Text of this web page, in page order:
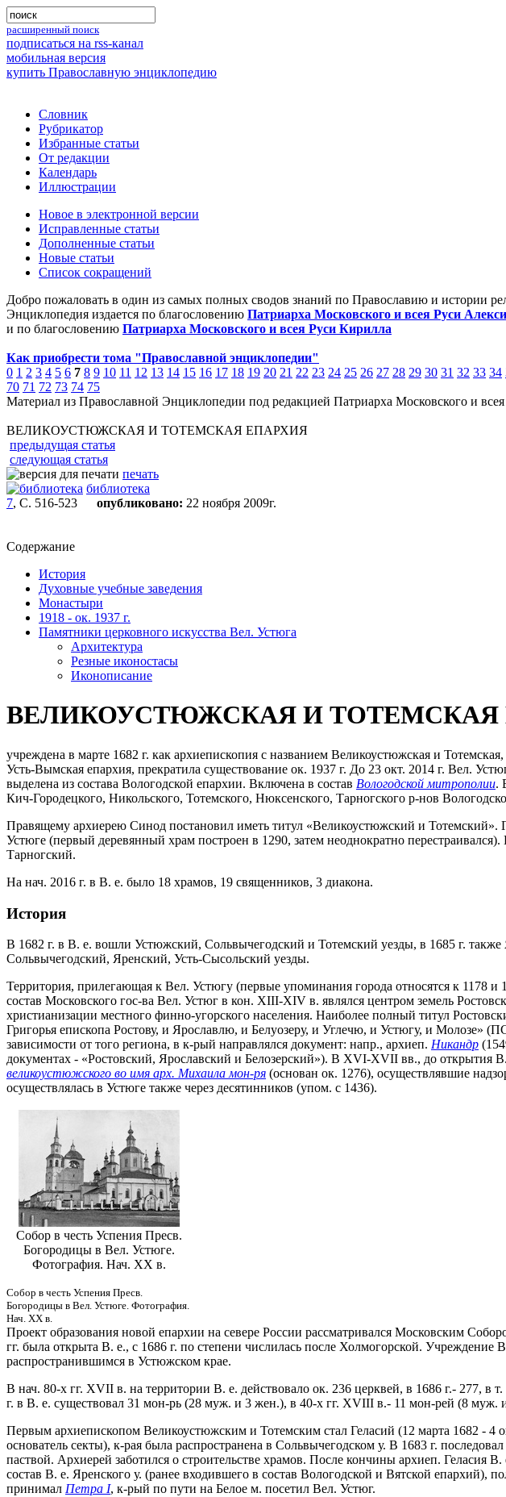
расширенный поиск
подписаться на rss-канал
мобильная версия
купить Православную энциклопедию
Словник
Рубрикатор
Избранные статьи
От редакции
Календарь
Иллюстрации
Новое в электронной версии
Исправленные статьи
Дополненные статьи
Новые статьи
Список сокращений
Добро пожаловать в один из самых полных сводов знаний по Православию и истории
Энциклопедия издается по благословению Патриарха Московского и всея Руси
и по благословению Патриарха Московского и всея Руси Кирилла
Как приобрести тома "Православной энциклопедии"
0 1 2 3 4 5 6 7 8 9 10 11 12 13 14 15 16 17 18 19 20 21 22 23 24 25 26 27 28 29 30 31 32 33 34
70 71 72 73 74 75
Материал из Православной Энциклопедии под редакцией Патриарха Московского и
ВЕЛИКОУСТЮЖСКАЯ И ТОТЕМСКАЯ ЕПАРХИЯ
предыдущая статья
следующая статья
печать
библиотека
7, С. 516-523 опубликовано: 22 ноября 2009г.
Содержание
История
Духовные учебные заведения
Монастыри
1918 - ок. 1937 г.
Памятники церковного искусства Вел. Устюга
Архитектура
Резные иконостасы
Иконописание
ВЕЛИКОУСТЮЖСКАЯ И ТОТЕМСКАЯ
учреждена в марте 1682 г. как архиепископия с названием Великоустюжская и
Усть-Вымская епархия, прекратила существование ок. 1937 г. До 23 окт. 2014 г. Вел.
выделена из состава Вологодской епархии. Включена в состав Вологодской митрополии.
Кич-Городецкого, Никольского, Тотемского, Нюксенского, Тарногского р-нов
Правящему архиерею Синод постановил иметь титул «Великоустюжский и Тотемский».
Устюге (первый деревянный храм построен в 1290, затем неоднократно
Тарногский.
На нач. 2016 г. в В. е. было 18 храмов, 19 священников, 3 диакона.
История
В 1682 г. в В. е. вошли Устюжский, Сольвычегодский и Тотемский уезды, в 1685 г.
Сольвычегодский, Яренский, Усть-Сысольский уезды.
Территория, прилегающая к Вел. Устюгу (первые упоминания города относятся к 1178
состав Московского гос-ва Вел. Устюг в кон. XIII-XIV в. являлся центром земель
христианизации местного финно-угорского населения. Наиболее полный титул
Григорья епископа Ростову, и Ярославлю, и Белуозеру, и Углечю, и Устюгу, и Молозе»
зависимости от того региона, в к-рый направлялся документ: напр., архиеп. Никандр
документах - «Ростовский, Ярославский и Белозерский»). В XVI-XVII вв., до открытия
великоустюжского во имя арх. Михаила мон-ря (основан ок. 1276), осуществлявшие
осуществлялась в Устюге также через десятинников (упом. с 1436).
Собор в честь Успения Пресв.
Богородицы в Вел. Устюге.
Фотография. Нач. ХХ в.
Собор в честь Успения Пресв.
Богородицы в Вел. Устюге. Фотография.
Нач. ХХ в.
Проект образования новой епархии на севере России рассматривался Московским
гг. была открыта В. е., с 1686 г. по степени числилась после Холмогорской. Учреждение
распространившимся в Устюжском крае.
В нач. 80-х гг. XVII в. на территории В. е. действовало ок. 236 церквей, в 1686 г.- 277, в
г. в В. е. существовал 31 мон-рь (28 муж. и 3 жен.), в 40-х гг. XVIII в.- 11 мон-рей (8 муж.
Первым архиепископом Великоустюжским и Тотемским стал Геласий (12 марта 1682 - 4
основатель секты), к-рая была распространена в Сольвычегодском у. В 1683 г.
паствой. Архиерей заботился о строительстве храмов. После кончины архиеп.
состав В. е. Яренского у. (ранее входившего в состав Вологодской и Вятской епархий),
принимал Петра I, к-рый по пути на Белое м. посетил Вел. Устюг.